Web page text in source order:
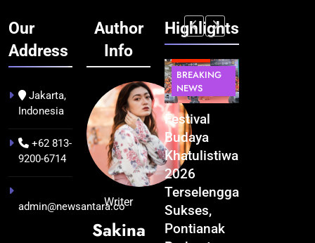
Our
Address
Jakarta,
Indonesia
+62 813-
9200-6714
admin@newsantara.co
Author
Info
Writer
Sakina
Highlights
BERITA
NEWS
Kualitas
Pramuwisata
Dukung
Peningkatan
Pariwisata
TEKNOLOGI
Indonesia
Resmi
Bangun AI
Factory
se-Asia
Tenggara,
BREAKING
NEWS
Festival
Budaya
Khatulistiwa
2026
Terselenggara
Sukses,
Pontianak